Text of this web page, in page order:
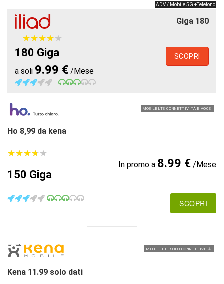
ADV / Mobile 5G +Telefono
Giga 180
★★★★★
★★★★★
180 Giga
a soli 9.99 € /Mese
SCOPRI
MOBILE LTE CONNETTIVITÀ E VOCE
Ho 8,99 da kena
★★★★★
★★★★★
150 Giga
In promo a 8.99 €/Mese
SCOPRI
MOBILE LTE SOLO CONNETTIVITÀ
Kena 11.99 solo dati